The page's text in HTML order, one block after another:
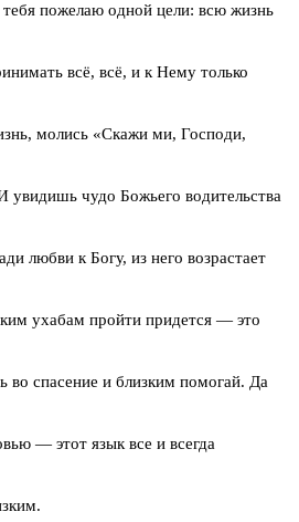
пожелаю одной цели: всю жизнь
всё, всё, и к Нему только
молись «Скажи ми, Господи,
чудо Божьего водительства
любви к Богу, из него возрастает
ухабам пройти придется — это
во спасение и близким помогай. Да
— этот язык все и всегда